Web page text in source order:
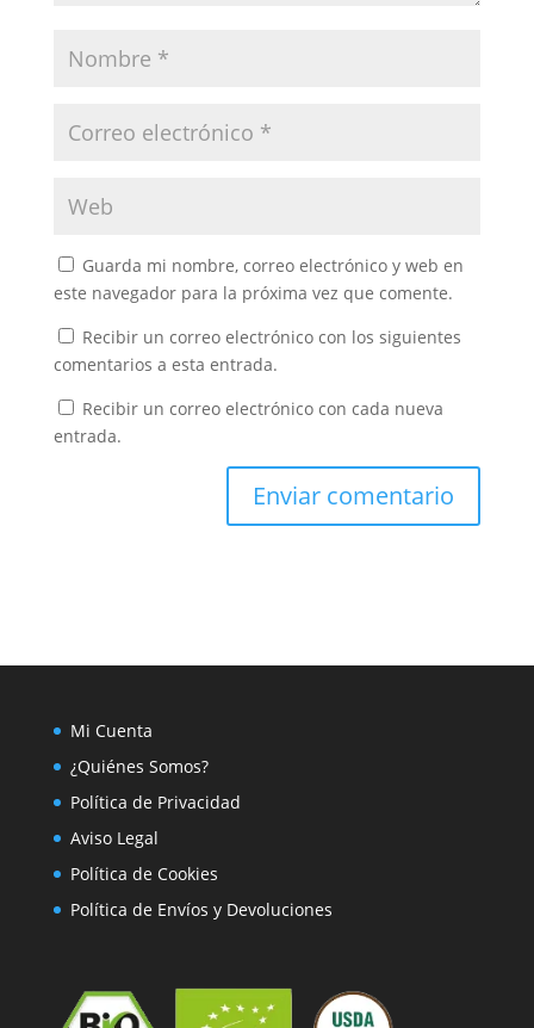
Guarda mi nombre, correo electrónico y web en
este navegador para la próxima vez que comente.
Recibir un correo electrónico con los siguientes
comentarios a esta entrada.
Recibir un correo electrónico con cada nueva
entrada.
Mi Cuenta
¿Quiénes Somos?
Política de Privacidad
Aviso Legal
Política de Cookies
Política de Envíos y Devoluciones